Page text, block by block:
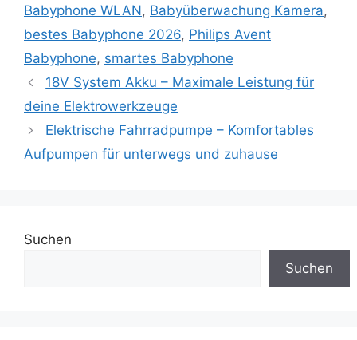
Babyphone WLAN, Babyüberwachung Kamera,
bestes Babyphone 2026, Philips Avent
Babyphone, smartes Babyphone
18V System Akku – Maximale Leistung für
deine Elektrowerkzeuge
Elektrische Fahrradpumpe – Komfortables
Aufpumpen für unterwegs und zuhause
Suchen
Suchen